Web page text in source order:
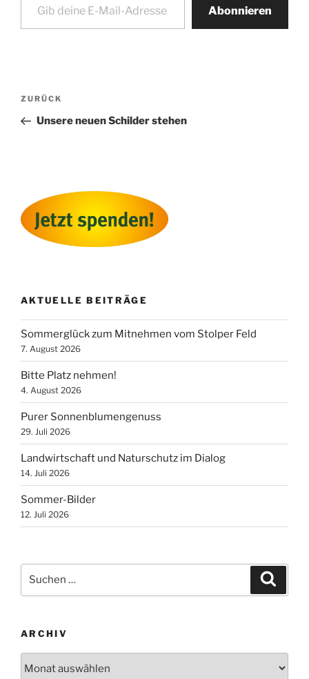
Abonnieren
Beitragsnavigation
Vorheriger
Beitrag
ZURÜCK
Unsere neuen Schilder stehen
AKTUELLE BEITRÄGE
Sommerglück zum Mitnehmen vom Stolper Feld
7. August 2026
Bitte Platz nehmen!
4. August 2026
Purer Sonnenblumengenuss
29. Juli 2026
Landwirtschaft und Naturschutz im Dialog
14. Juli 2026
Sommer-Bilder
12. Juli 2026
nach:
ARCHIV